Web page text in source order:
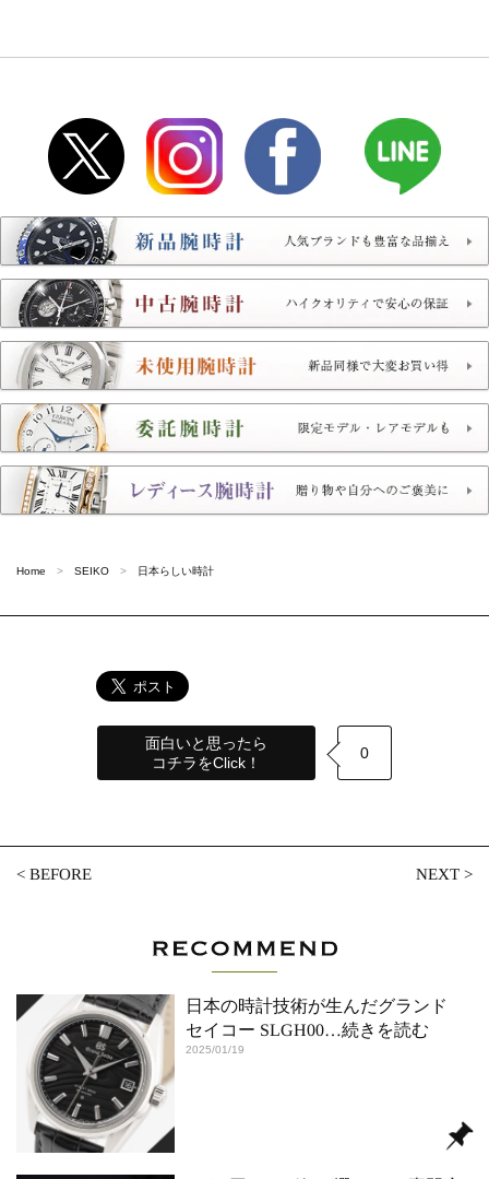
Home SEIKO 日本らしい時計
面白いと思ったら
コチラをClick！
0
<BEFORE NEXT>
日本の時計技術が生んだグランド
セイコー SLGH00…続きを読む
2025/01/19